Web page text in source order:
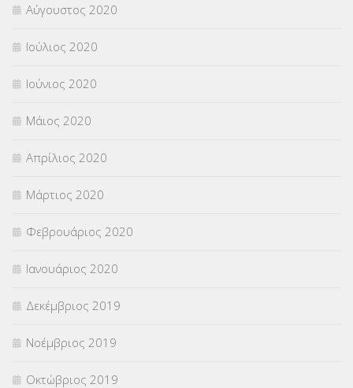
Αύγουστος 2020
Ιούλιος 2020
Ιούνιος 2020
Μάιος 2020
Απρίλιος 2020
Μάρτιος 2020
Φεβρουάριος 2020
Ιανουάριος 2020
Δεκέμβριος 2019
Νοέμβριος 2019
Οκτώβριος 2019